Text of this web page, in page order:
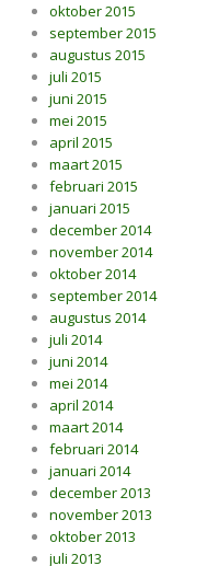
oktober 2015
september 2015
augustus 2015
juli 2015
juni 2015
mei 2015
april 2015
maart 2015
februari 2015
januari 2015
december 2014
november 2014
oktober 2014
september 2014
augustus 2014
juli 2014
juni 2014
mei 2014
april 2014
maart 2014
februari 2014
januari 2014
december 2013
november 2013
oktober 2013
juli 2013